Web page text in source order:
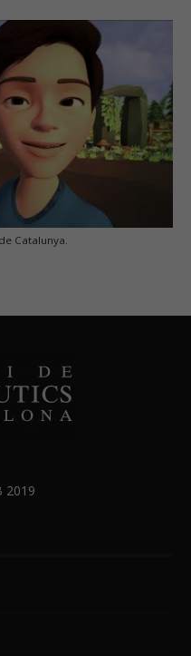
Catalunya.
2019